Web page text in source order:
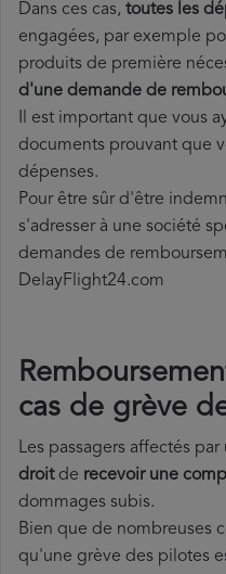
Dans ces cas, toutes les
engagées, par exemple
produits de première
d'une demande de
Il est important que vous
documents prouvant que
dépenses.
Pour être sûr d'être
s'adresser à une société
demandes de
DelayFlight24.com
cas de grève
Les passagers affectés
droitde recevoir une
dommages subis.
Bien que de nombreuses
qu'une grève des pilotes